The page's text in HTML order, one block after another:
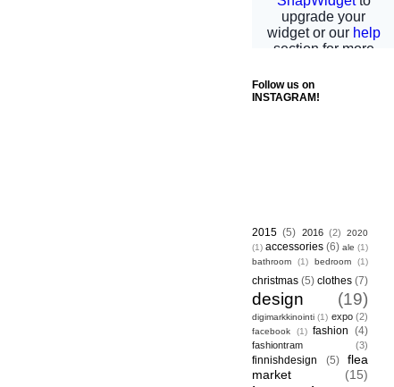
Follow us on
INSTAGRAM!
2015 (5) 2016 (2)
2020
(1) accessories (6) ale (1)
bathroom
(1) bedroom (1)
christmas (5) clothes (7)
design (19)
digimarkkinointi (1) expo (2)
facebook (1) fashion (4)
fashiontram (3)
finnishdesign (5)
flea
market
(15)